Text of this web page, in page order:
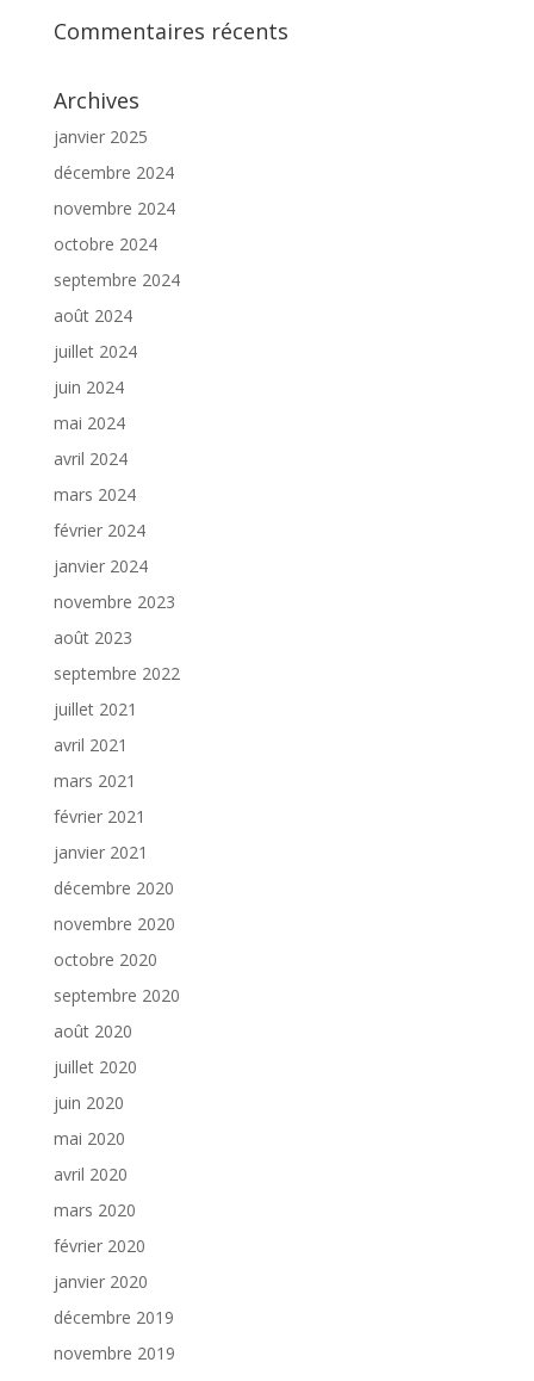
Commentaires récents
Archives
janvier 2025
décembre 2024
novembre 2024
octobre 2024
septembre 2024
août 2024
juillet 2024
juin 2024
mai 2024
avril 2024
mars 2024
février 2024
janvier 2024
novembre 2023
août 2023
septembre 2022
juillet 2021
avril 2021
mars 2021
février 2021
janvier 2021
décembre 2020
novembre 2020
octobre 2020
septembre 2020
août 2020
juillet 2020
juin 2020
mai 2020
avril 2020
mars 2020
février 2020
janvier 2020
décembre 2019
novembre 2019